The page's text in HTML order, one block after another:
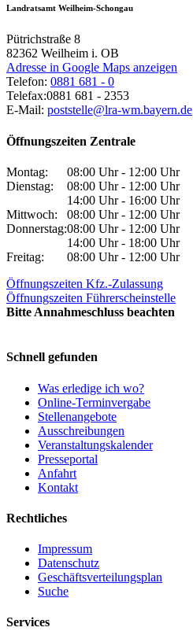
Landratsamt Weilheim-Schongau
Pütrichstraße 8
82362 Weilheim i. OB
Adresse in Google Maps anzeigen
Telefon: 0881 681 - 0
Telefax:0881 681 - 2353
E-Mail: poststelle@lra-wm.bayern.de
Öffnungszeiten Zentrale
Montag:
08:00 Uhr - 12:00 Uhr
Dienstag:
08:00 Uhr - 12:00 Uhr
14:00 Uhr - 16:00 Uhr
Mittwoch:
08:00 Uhr - 12:00 Uhr
Donnerstag:08:00 Uhr - 12:00 Uhr
14:00 Uhr - 18:00 Uhr
Freitag:
08:00 Uhr - 12:00 Uhr
Öffnungszeiten Kfz.-Zulassung
Öffnungszeiten Führerscheinstelle
Bitte Annahmeschluss beachten
Schnell gefunden
Was erledige ich wo?
Online-Terminvergabe
Stellenangebote
Ausschreibungen
Veranstaltungskalender
Presseportal
Anfahrt
Kontakt
Rechtliches
Impressum
Datenschutz
Geschäftsverteilungsplan
Suche
Services